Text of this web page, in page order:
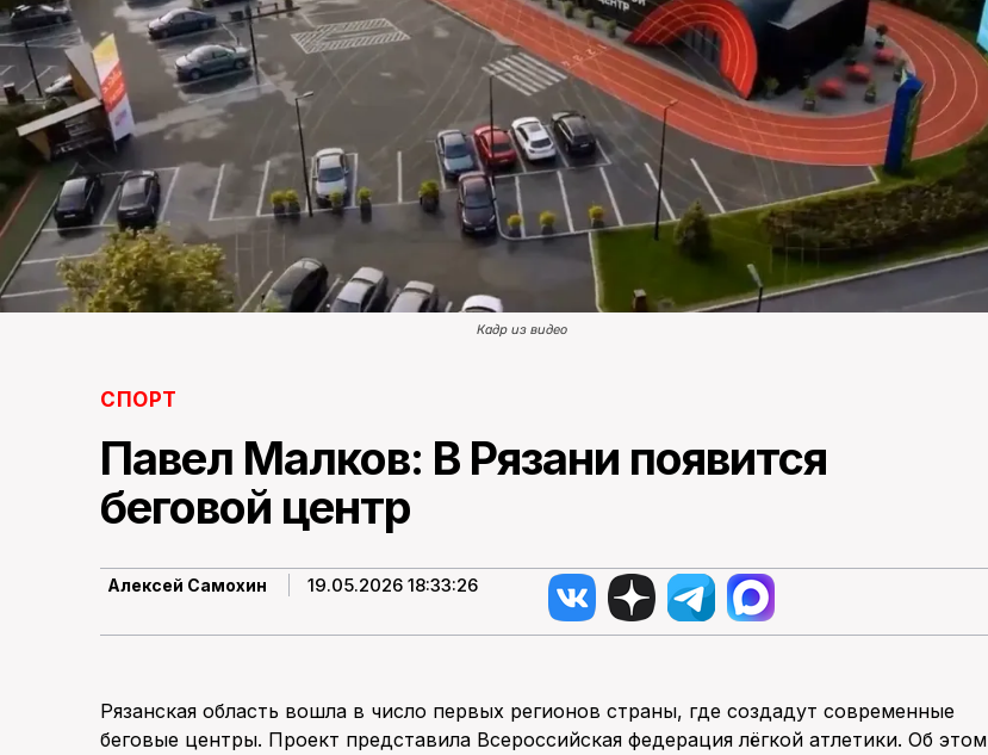
Кадр из видео
СПОРТ
Павел Малков: В Рязани появится
беговой центр
Алексей Самохин 19.05.2026 18:33:26
Рязанская область вошла в число первых регионов страны, где создадут современные
беговые центры. Проект представила Всероссийская федерация лёгкой атлетики. Об этом